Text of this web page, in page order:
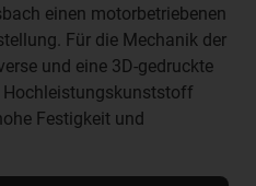
einen motorbetriebenen
Für die Mechanik der
und eine 3D-gedruckte
Hochleistungskunststoff
Festigkeit und